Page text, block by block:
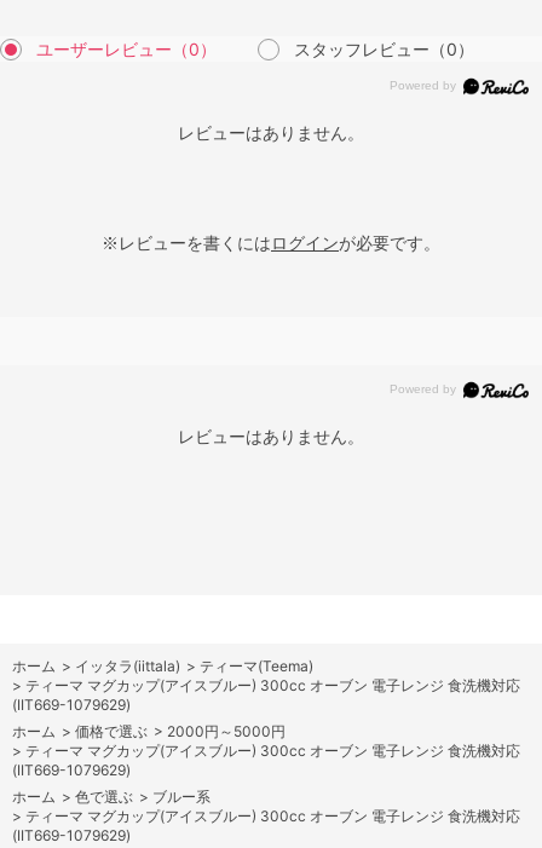
ユーザーレビュー （0） スタッフレビュー （0）
レビューはありません。
※レビューを書くにはログインが必要です。
レビューはありません。
ホーム > イッタラ(iittala) > ティーマ(Teema)
> ティーマ マグカップ(アイスブルー) 300cc オーブン 電子レンジ 食洗機対応
(IIT669-1079629)
ホーム > 価格で選ぶ > 2000円～5000円
> ティーマ マグカップ(アイスブルー) 300cc オーブン 電子レンジ 食洗機対応
(IIT669-1079629)
ホーム > 色で選ぶ > ブルー系
> ティーマ マグカップ(アイスブルー) 300cc オーブン 電子レンジ 食洗機対応
(IIT669-1079629)